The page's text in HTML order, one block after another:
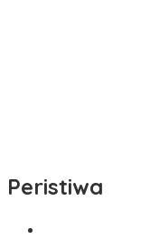
Peristiwa